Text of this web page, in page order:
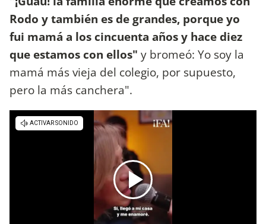
Rodo y también es de grandes, porque yo
fui mamá a los cincuenta años y hace diez
que estamos con ellos" y bromeó: Yo soy la
mamá más vieja del colegio, por supuesto,
pero la más canchera".